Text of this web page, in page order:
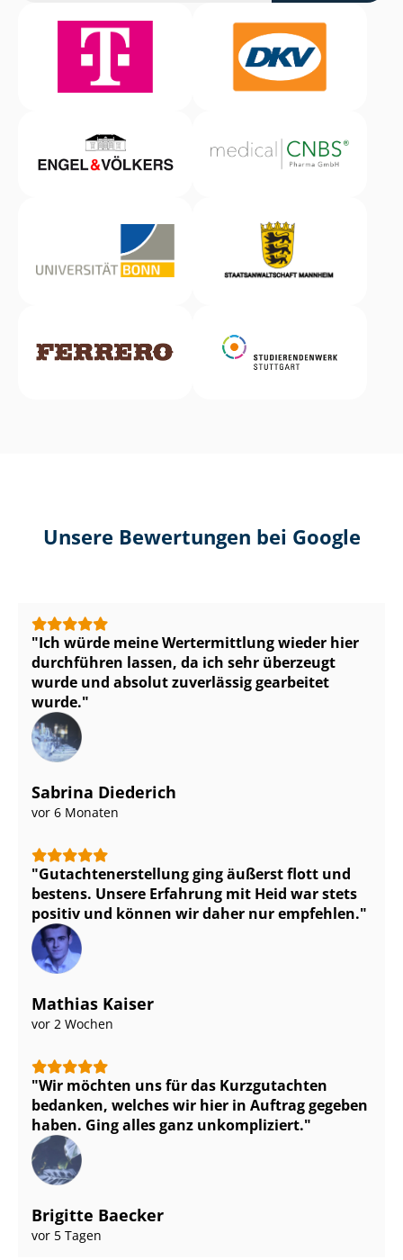
Unsere Bewertungen bei Google
Ich würde meine Wertermittlung wieder hier
durchführen lassen, da ich sehr überzeugt
wurde und absolut zuverlässig gearbeitet
wurde.
Sabrina Diederich
vor 6 Monaten
Gut­ach­ten­er­stel­lung ging äußerst flott und
bestens. Unsere Erfahrung mit Heid war stets
positiv und können wir daher nur empfehlen.
Mathias Kaiser
vor 2 Wochen
Wir möchten uns für das Kurzgutachten
bedanken, welches wir hier in Auftrag gegeben
haben. Ging alles ganz unkompliziert.
Brigitte Baecker
vor 5 Tagen